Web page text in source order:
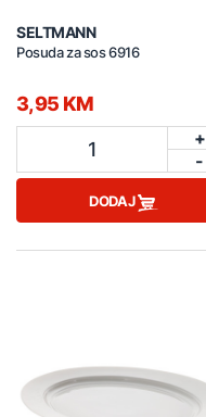
SELTMANN
Posuda za sos 6916
3,95 KM
1
+
-
DODAJ